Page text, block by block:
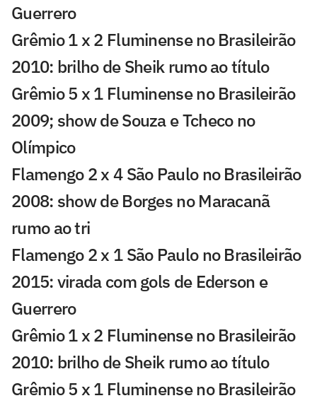
Guerrero
Grêmio 1 x 2 Fluminense no Brasileirão
2010: brilho de Sheik rumo ao título
Grêmio 5 x 1 Fluminense no Brasileirão
2009; show de Souza e Tcheco no
Olímpico
Flamengo 2 x 4 São Paulo no Brasileirão
2008: show de Borges no Maracanã
rumo ao tri
Flamengo 2 x 1 São Paulo no Brasileirão
2015: virada com gols de Ederson e
Guerrero
Grêmio 1 x 2 Fluminense no Brasileirão
2010: brilho de Sheik rumo ao título
Grêmio 5 x 1 Fluminense no Brasileirão